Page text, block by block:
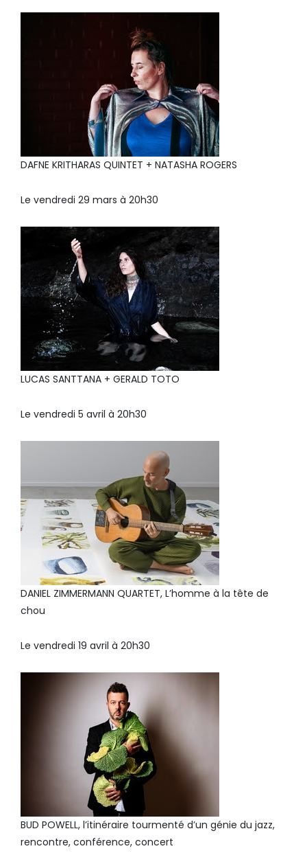
DAFNE KRITHARAS QUINTET + NATASHA ROGERS
Le vendredi 29 mars à 20h30
LUCAS SANTTANA + GERALD TOTO
Le vendredi 5 avril à 20h30
DANIEL ZIMMERMANN QUARTET, L’homme à la tête de
chou
Le vendredi 19 avril à 20h30
BUD POWELL, l’itinéraire tourmenté d’un génie du jazz,
rencontre, conférence, concert